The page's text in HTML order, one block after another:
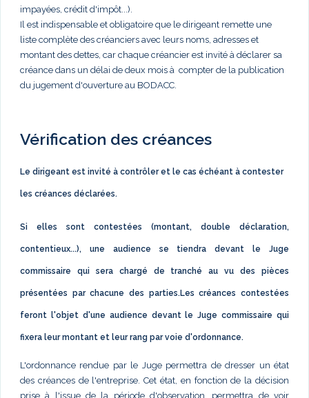
impayées, crédit d'impôt...).
Il est indispensable et obligatoire que le dirigeant remette une
liste complète des créanciers avec leurs noms, adresses et
montant des dettes, car chaque créancier est invité à déclarer sa
créance dans un délai de deux mois à compter de la publication
du jugement d'ouverture au BODACC.
Vérification des créances
Le dirigeant est invité à contrôler et le cas échéant à contester
les créances déclarées.
Si elles sont contestées (montant, double déclaration,
contentieux...), une audience se tiendra devant le Juge
commissaire qui sera chargé de tranché au vu des pièces
présentées par chacune des parties.Les créances contestées
feront l'objet d'une audience devant le Juge commissaire qui
fixera leur montant et leur rang par voie d'ordonnance.
L'ordonnance rendue par le Juge permettra de dresser un état
des créances de l'entreprise. Cet état, en fonction de la décision
prise à l'issue de la période d'observation, permettra de voir